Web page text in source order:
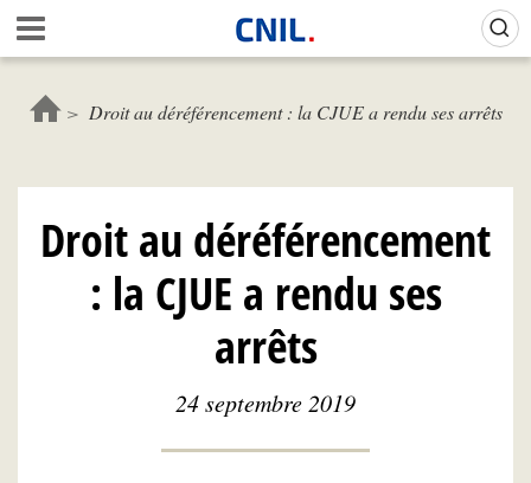
Aller
au
contenu
principal
c
u
l
C
N
L
Droit au déréférencement : la CJUE a rendu ses arrêts
Droit au déréférencement
: la CJUE a rendu ses
arrêts
24 septembre 2019
Gestion de vos préférences sur les cookies (témoins de connexion)